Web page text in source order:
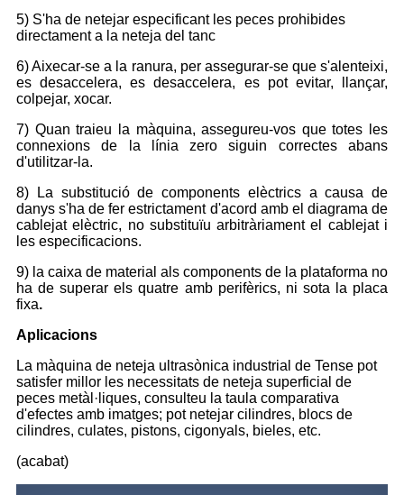
5) S'ha de netejar especificant les peces prohibides
directament a la neteja del tanc
6) Aixecar-se a la ranura, per assegurar-se que s'alenteixi,
es desaccelera, es desaccelera, es pot evitar, llançar,
colpejar, xocar.
7) Quan traieu la màquina, assegureu-vos que totes les
connexions de la línia zero siguin correctes abans
d'utilitzar-la.
8) La substitució de components elèctrics a causa de
danys s'ha de fer estrictament d'acord amb el diagrama de
cablejat elèctric, no substituïu arbitràriament el cablejat i
les especificacions.
9) la caixa de material als components de la plataforma no
ha de superar els quatre amb perifèrics, ni sota la placa
fixa.
Aplicacions
La màquina de neteja ultrasònica industrial de Tense pot
satisfer millor les necessitats de neteja superficial de
peces metàl·liques, consulteu la taula comparativa
d'efectes amb imatges; pot netejar cilindres, blocs de
cilindres, culates, pistons, cigonyals, bieles, etc.
(acabat)